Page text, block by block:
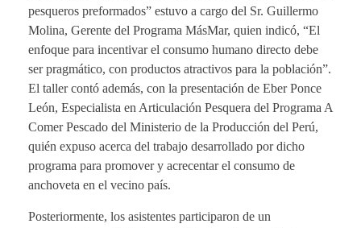
pesqueros preformados” estuvo a cargo del Sr. Guillermo
Molina, Gerente del Programa MásMar, quien indicó, “El
enfoque para incentivar el consumo humano directo debe
ser pragmático, con productos atractivos para la población”.
El taller contó además, con la presentación de Eber Ponce
León, Especialista en Articulación Pesquera del Programa A
Comer Pescado del Ministerio de la Producción del Perú,
quién expuso acerca del trabajo desarrollado por dicho
programa para promover y acrecentar el consumo de
anchoveta en el vecino país.
Posteriormente, los asistentes participaron de un